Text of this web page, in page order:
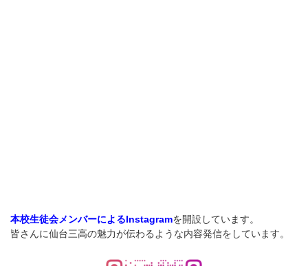
本校生徒会メンバーによるInstagramを開設しています。
皆さんに仙台三高の魅力が伝わるような内容発信をしています。